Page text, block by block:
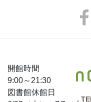
開館時間
9:00～21:30
図書館休館日